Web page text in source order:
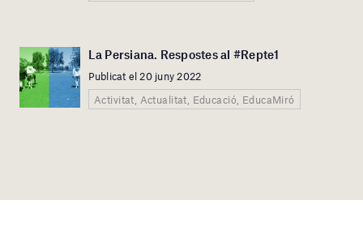
La Persiana. Respostes al #Repte1
Publicat el 20 juny 2022
Activitat, Actualitat, Educació, EducaMiró